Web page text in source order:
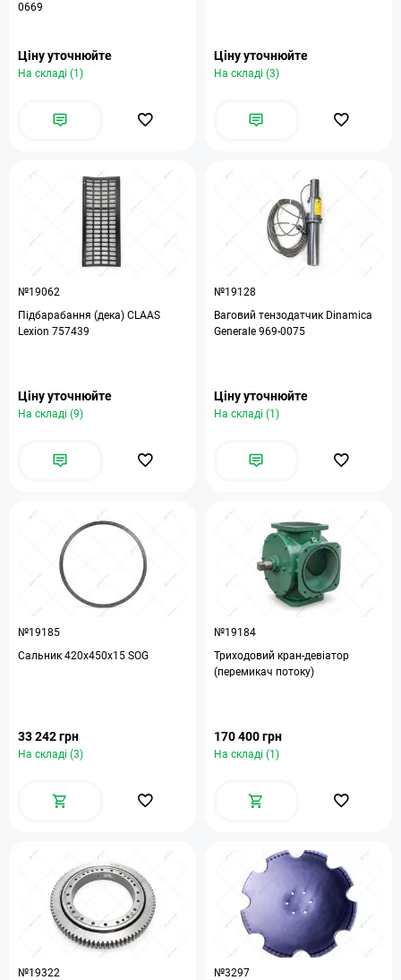
0669
Ціну уточнюйте
На складі (1)
Ціну уточнюйте
На складі (3)
№19062
Підбарабання (дека) CLAAS
Lexion 757439
Ціну уточнюйте
На складі (9)
№19128
Ваговий тензодатчик Dinamica
Generale 969-0075
Ціну уточнюйте
На складі (1)
№19185
Сальник 420х450х15 SOG
33 242 грн
На складі (3)
№19184
Триходовий кран-девіатор
(перемикач потоку)
170 400 грн
На складі (1)
№19322
№3297